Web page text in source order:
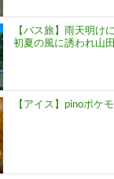
【バス旅】雨天明け
初夏の風に誘われ山
【アイス】pinoポケ